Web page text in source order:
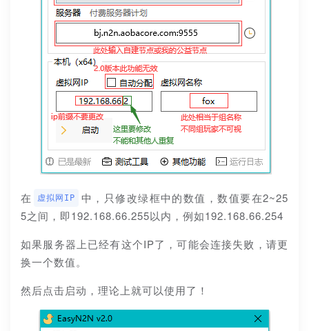
在 虚拟网IP
中，只修改绿框中的数值，数值要在2~25
5之间，即192.168.66.255以内，例如192.168.66.254
如果服务器上已经有这个IP了，可能会连接失败，请更
换一个数值。
然后点击启动，理论上就可以使用了！